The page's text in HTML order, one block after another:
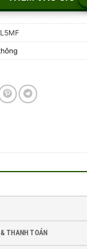
THANH TOÁN